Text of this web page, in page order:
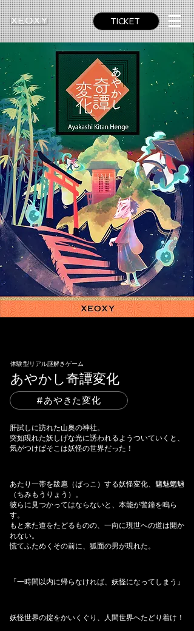
TICKET
体験型リアル謎解きゲーム
あやかし奇譚変化
肝試しに訪れた山奥の神社。
突如現れた妖しげな光に誘われるようついていくと、
気がつけばそこは妖怪の世界だった！
あたり一帯を跋扈（ばっこ）する妖怪変化、魑魅魍魎
（ちみもうりょう）。
彼らに見つかってはならないと、本能が警鐘を鳴ら
す。
もと来た道をたどるものの、一向に現世への道は開か
れない。
慌てふためくその前に、狐面の男が現れた。
「一時間以内に帰らなければ、妖怪になってしまう」
妖怪世界の掟をかいくぐり、人間世界へたどり着け！
#あやきた変化